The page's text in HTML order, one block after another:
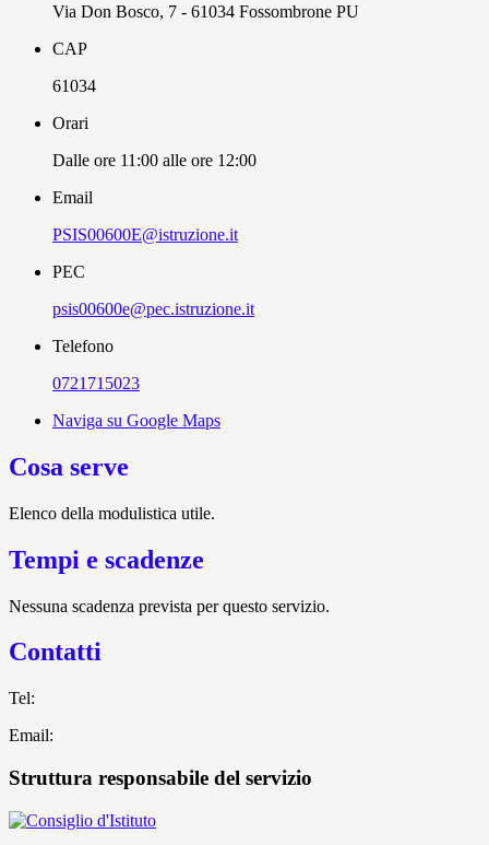
Via Don Bosco, 7 - 61034 Fossombrone PU
CAP
61034
Orari
Dalle ore 11:00 alle ore 12:00
Email
PSIS00600E@istruzione.it
PEC
psis00600e@pec.istruzione.it
Telefono
0721715023
Naviga su Google Maps
Cosa serve
Elenco della modulistica utile.
Tempi e scadenze
Nessuna scadenza prevista per questo servizio.
Contatti
Tel:
Email:
Struttura responsabile del servizio